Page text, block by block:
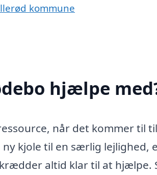
kommune
hjælpe
når det kommer til
kjole til en særlig lejlighed,
altid klar til at hjælpe.